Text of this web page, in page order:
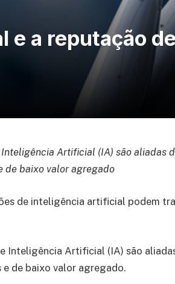
a reputação
Artificial (IA) são aliadas
de baixo valor agregado
de inteligência artificial podem
Inteligência Artificial (IA) são
de baixo valor agregado.